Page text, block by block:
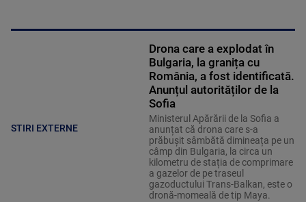
STIRI EXTERNE
Drona care a explodat în
Bulgaria, la granița cu
România, a fost identificată.
Anunțul autorităților de la
Sofia
Ministerul Apărării de la Sofia a
anunțat că drona care s-a
prăbușit sâmbătă dimineața pe un
câmp din Bulgaria, la circa un
kilometru de stația de comprimare
a gazelor de pe traseul
gazoductului Trans-Balkan, este o
dronă-momeală de tip Maya.